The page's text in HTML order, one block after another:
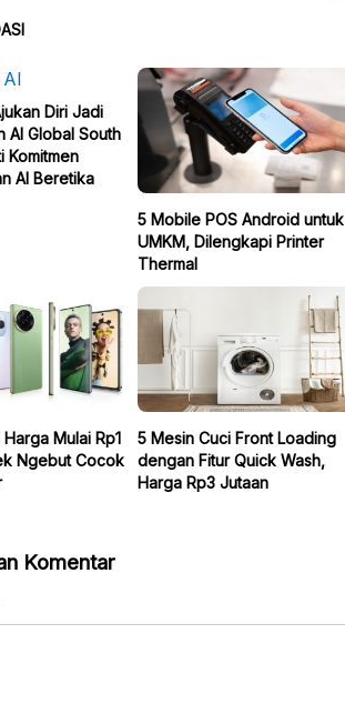
Diri Jadi
AI Global South
Komitmen
AI Beretika
5 Mobile POS Android untuk
UMKM, Dilengkapi Printer
Thermal
Mulai Rp1
Ngebut Cocok
5 Mesin Cuci Front Loading
dengan Fitur Quick Wash,
Harga Rp3 Jutaan
Komentar